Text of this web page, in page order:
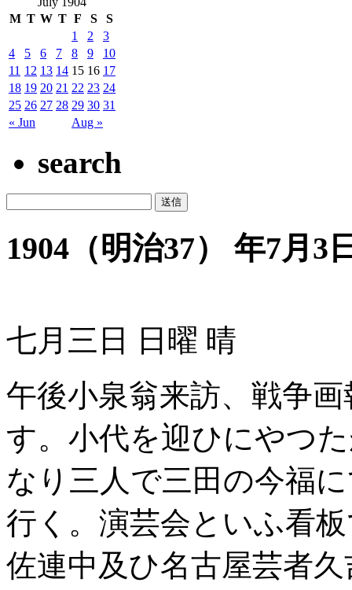
M T W T F S S
« Jun Aug »
1 2
3
4
5 6 7 8 9
10
11 12 13 14 15 16 17
18 19 20 21 22 23 24
25 26 27 28 29 30 31
search
1904（明治37） 年7月3
七月三日 日曜 晴
午後小泉翁来訪、戦争
す。小代を迎ひにやつ
なり三人で三田の今福
行く。演芸会といふ看
佐連中及ひ名古屋芸者